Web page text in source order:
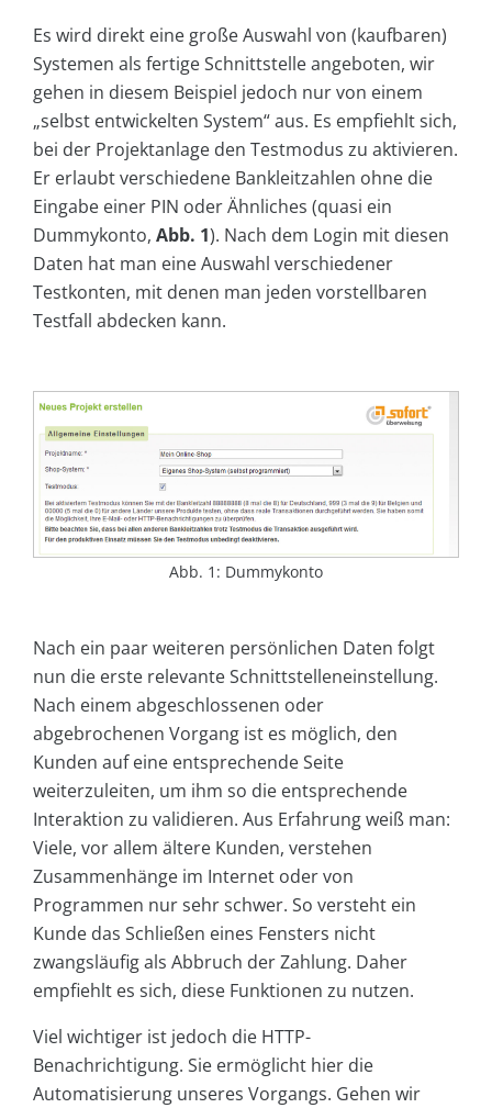
Es wird direkt eine große Auswahl von (kaufbaren)
Systemen als fertige Schnittstelle angeboten, wir
gehen in diesem Beispiel jedoch nur von einem
„selbst entwickelten System“ aus. Es empfiehlt sich,
bei der Projektanlage den Testmodus zu aktivieren.
Er erlaubt verschiedene Bankleitzahlen ohne die
Eingabe einer PIN oder Ähnliches (quasi ein
Dummykonto, Abb. 1). Nach dem Login mit diesen
Daten hat man eine Auswahl verschiedener
Testkonten, mit denen man jeden vorstellbaren
Testfall abdecken kann.
Abb. 1: Dummykonto
Nach ein paar weiteren persönlichen Daten folgt
nun die erste relevante Schnittstelleneinstellung.
Nach einem abgeschlossenen oder
abgebrochenen Vorgang ist es möglich, den
Kunden auf eine entsprechende Seite
weiterzuleiten, um ihm so die entsprechende
Interaktion zu validieren. Aus Erfahrung weiß man:
Viele, vor allem ältere Kunden, verstehen
Zusammenhänge im Internet oder von
Programmen nur sehr schwer. So versteht ein
Kunde das Schließen eines Fensters nicht
zwangsläufig als Abbruch der Zahlung. Daher
empfiehlt es sich, diese Funktionen zu nutzen.
Viel wichtiger ist jedoch die HTTP-
Benachrichtigung. Sie ermöglicht hier die
Automatisierung unseres Vorgangs. Gehen wir